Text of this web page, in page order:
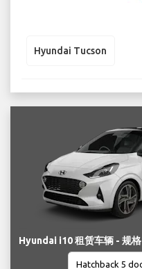
Hyundai Tucson
Hyundai i10 租赁车辆 - 规格